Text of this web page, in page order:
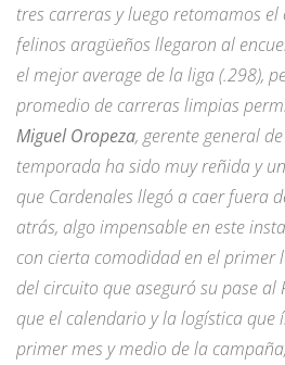
tres carreras y luego retomamos
felinos aragüeños llegaron al
el mejor average de la liga (.298),
promedio de carreras limpias
Miguel Oropeza, gerente general
temporada ha sido muy reñida y
que Cardenales llegó a caer fuera
atrás, algo impensable en este
con cierta comodidad en el primer
del circuito que aseguró su pase al
que el calendario y la logística
primer mes y medio de la